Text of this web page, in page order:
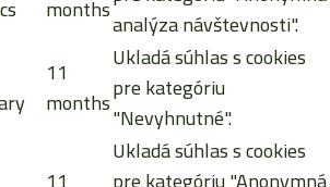
monthsanalýza návštevnosti".
11
months
Ukladá súhlas s cookies
pre kategóriu
"Nevyhnutné".
Ukladá súhlas s cookies